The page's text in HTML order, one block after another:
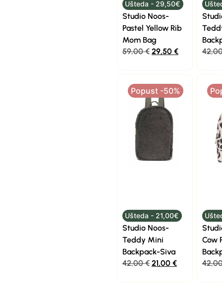
Ušteda - 29,50€
Studio Noos-
Pastel Yellow Rib
Mom Bag
59,00€ 29,50 €
Popust -50%
Ušteda - 21,00€
Studio Noos-
Teddy Mini
Backpack-Siva
42,00€ 21,00 €
Cow